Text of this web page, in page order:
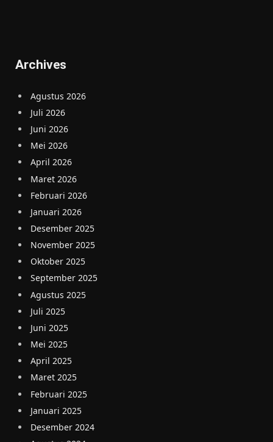
Archives
Agustus 2026
Juli 2026
Juni 2026
Mei 2026
April 2026
Maret 2026
Februari 2026
Januari 2026
Desember 2025
November 2025
Oktober 2025
September 2025
Agustus 2025
Juli 2025
Juni 2025
Mei 2025
April 2025
Maret 2025
Februari 2025
Januari 2025
Desember 2024